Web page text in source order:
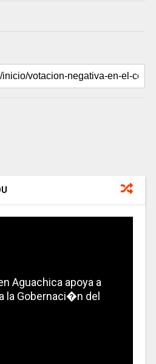
Aguachica apoya a
la Gobernaci�n del